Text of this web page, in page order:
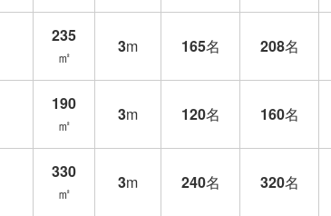
235
㎡
3m 165名 208名
190
㎡
3m 120名 160名
330
㎡
3m 240名 320名